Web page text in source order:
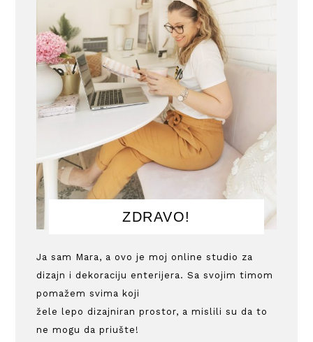
ZDRAVO!
Ja sam Mara, a ovo je moj online studio za
dizajn i dekoraciju enterijera. Sa svojim timom
pomažem svima koji
žele lepo dizajniran prostor, a mislili su da to
ne mogu da priušte!